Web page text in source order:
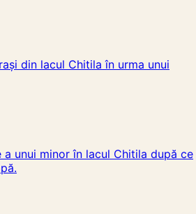
din lacul Chitila în urma unui
a unui minor în lacul Chitila după ce